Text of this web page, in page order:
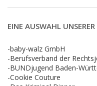
EINE AUSWAHL
-baby-walz GmbH
-Berufsverband der
-BUNDjugend Baden-
-Cookie Couture